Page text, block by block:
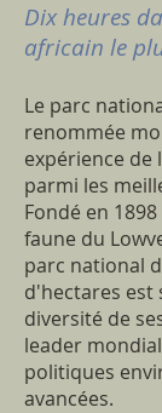
Dix heures
africain le
Le parc
renommée
expérience de
parmi les
Fondé en
faune du
parc national
d'hectares est
diversité de
leader
politiques
avancées.